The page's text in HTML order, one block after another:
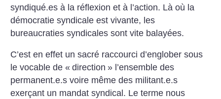
syndiqué.es à la réflexion et à l’action. Là où la
démocratie syndicale est vivante, les
bureaucraties syndicales sont vite balayées.
C’est en effet un sacré raccourci d’englober sous
le vocable de « direction » l’ensemble des
permanent.e.s voire même des militant.e.s
exerçant un mandat syndical. Le terme nous